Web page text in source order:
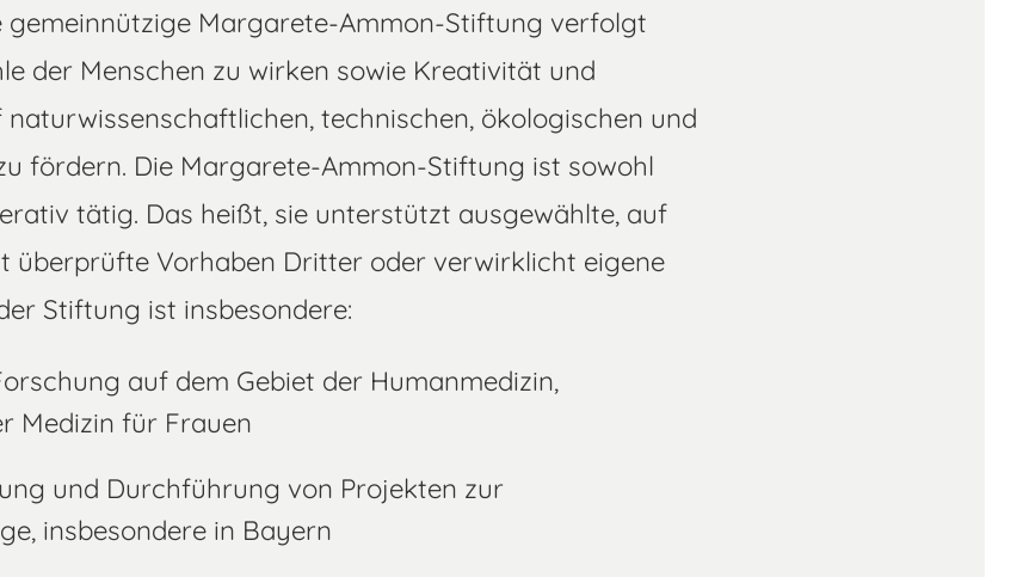
gemeinnützige Margarete-Ammon-Stiftung verfolgt
der Menschen zu wirken sowie Kreativität und
technischen, ökologischen und
fördern. Die Margarete-Ammon-Stiftung ist sowohl
tätig. Das heißt, sie unterstützt ausgewählte, auf
überprüfte Vorhaben Dritter oder verwirklicht eigene
Stiftung ist insbesondere:
auf dem Gebiet der Humanmedizin,
Medizin für Frauen
und Durchführung von Projekten zur
insbesondere in Bayern